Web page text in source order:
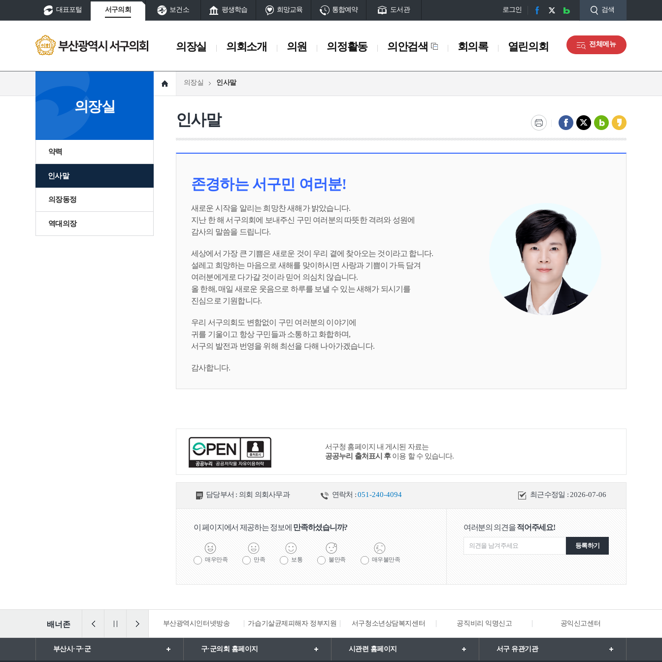
대표포털 서구의회 보건소 평생학습 희망교육 통합예약 도서관 로그인 검색
전체메뉴
의장실
의장실
약력
의장동정
역대의장
의회소개 의원
역대의원
의정활동 의안검색 회의록 열린의회
참여마당
의장실
약력
인사말
의장동정
역대의장
의장실 인사말
인사말
존경하는 서구민 여러분!
새로운 시작을 알리는 희망찬 새해가 밝았습니다.
지난 한 해 서구의회에 보내주신 구민 여러분의 따뜻한 격려와 성원에
감사의 말씀을 드립니다.
세상에서 가장 큰 기쁨은 새로운 것이 우리 곁에 찾아오는 것이라고 합니다.
설레고 희망하는 마음으로 새해를 맞이하시면 사랑과 기쁨이 가득 담겨
여러분에게로 다가갈 것이라 믿어 의심치 않습니다.
올 한해, 매일 새로운 웃음으로 하루를 보낼 수 있는 새해가 되시기를
진심으로 기원합니다.
우리 서구의회도 변함없이 구민 여러분의 이야기에
귀를 기울이고 항상 구민들과 소통하고 화합하며,
서구의 발전과 번영을 위해 최선을 다해 나아가겠습니다.
감사합니다.
서구청 홈페이지 내 게시된 자료는
공공누리 출처표시 후이용 할 수 있습니다.
담당부서 : 의회 의회사무과 연락처 :051-240-4094 최근수정일 : 2026-07-06
이 페이지에서 제공하는 정보에 만족하셨습니까?
매우만족 만족 보통 불만족 매우불만족
여러분의 의견을적어주세요!
등록하기
배너존 일ㆍ가정양립포털 부산광역시인터넷방송 가습기살균제피해자 정부지원 서구청소년상담복지센터 공직비리 익명신고 공익신고센터
부산시·구·군 구·군의회 홈페이지 시관련 홈페이지 서구 유관기관